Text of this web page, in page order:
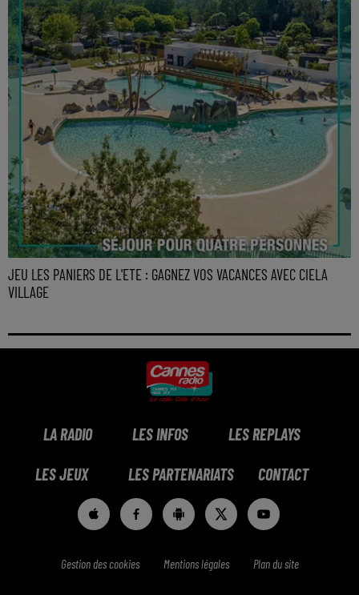
JEU LES PANIERS DE L'ETE : GAGNEZ VOS VACANCES AVEC CIELA
VILLAGE
LA RADIO LES INFOS LES REPLAYS
LES JEUX LES PARTENARIATS CONTACT
Gestion des cookies Mentions légales Plan du site